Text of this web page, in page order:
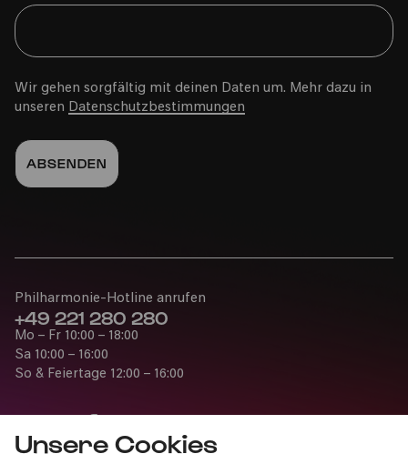
Unsere Cookies
12.07.2024
20:00
Die Zauberflöte – Impempe
Yomlingo
Wir gehen sorgfältig mit deinen Daten um. Mehr dazu in
unseren Datenschutzbestimmungen
Philharmonie-Hotline anrufen
+49 221 280 280
Mo – Fr 10:00 – 18:00
Sa 10:00 – 16:00
So & Feiertage 12:00 – 16:00